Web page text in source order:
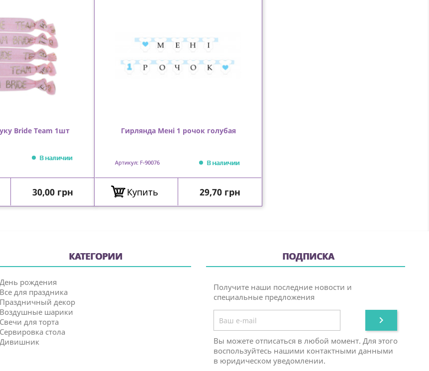
Bride Team 1шт
В наличии
Цена
30,00 грн
Гирлянда Мені 1 рочок голубая
Артикул: F-90076 В наличии
Купить Цена
29,70 грн
КАТЕГОРИИ
День рождения
Все для праздника
Праздничный декор
Воздушные шарики
Свечи для торта
Сервировка стола
Дивишник
ПОДПИСКА
Получите наши последние новости и
специальные предложения

Вы можете отписаться в любой момент. Для этого
воспользуйтесь нашими контактными данными
в юридическом уведомлении.